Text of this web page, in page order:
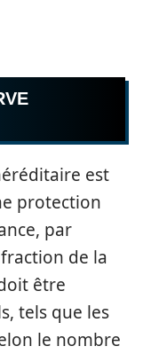
est
protection
par
de la
être
tels que les
le nombre